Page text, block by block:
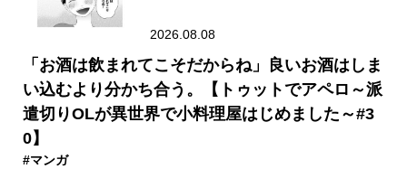
2026.08.08
「お酒は飲まれてこそだからね」良いお酒はしま
い込むより分かち合う。【トゥットでアペロ～派
遣切りOLが異世界で小料理屋はじめました～#3
0】
#マンガ